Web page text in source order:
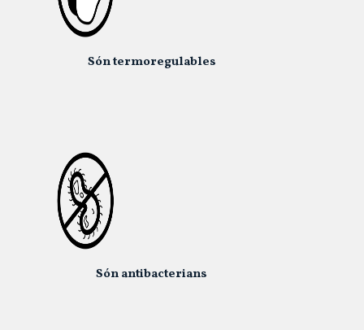
Són termoregulables
Són antibacterians